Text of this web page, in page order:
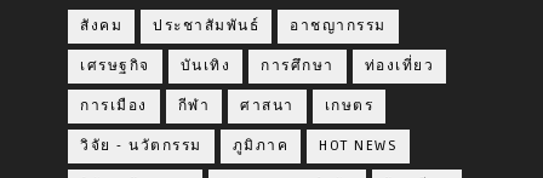
สังคม ประชาสัมพันธ์ อาชญากรรม
เศรษฐกิจ บันเทิง การศึกษา ท่องเที่ยว
การเมือง กีฬา ศาสนา เกษตร
วิจัย - นวัตกรรม ภูมิภาค HOT NEWS